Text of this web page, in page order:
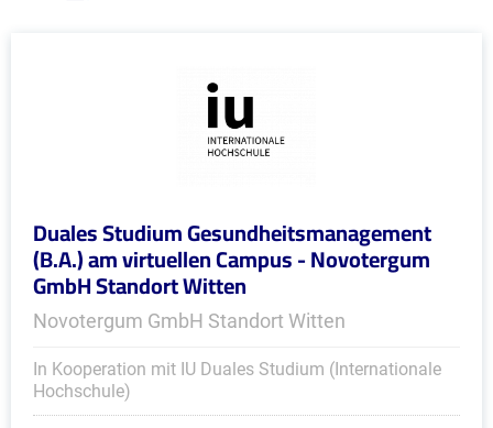
Duales Studium Gesundheitsmanagement
(B.A.) am virtuellen Campus - Novotergum
GmbH Standort Witten
Novotergum GmbH Standort Witten
In Kooperation mit IU Duales Studium (Internationale
Hochschule)